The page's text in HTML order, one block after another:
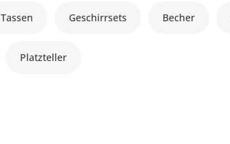
Tassen Geschirrsets Becher
Platzteller